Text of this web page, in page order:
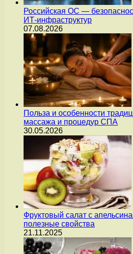
Российская ОС —
ИТ-инфраструктур
07.08.2026
Польза и особенности
массажа и процедур СПА
30.05.2026
Фруктовый салат с
полезные свойства
21.11.2025